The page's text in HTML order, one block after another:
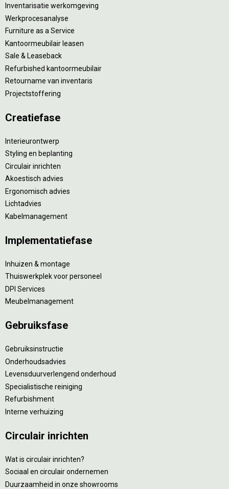
Inventarisatie werkomgeving
Werkprocesanalyse
Furniture as a Service
Kantoormeubilair leasen
Sale & Leaseback
Refurbished kantoormeubilair
Retourname van inventaris
Projectstoffering
Creatiefase
Interieurontwerp
Styling en beplanting
Circulair inrichten
Akoestisch advies
Ergonomisch advies
Lichtadvies
Kabelmanagement
Implementatiefase
Inhuizen & montage
Thuiswerkplek voor personeel
DPI Services
Meubelmanagement
Gebruiksfase
Gebruiksinstructie
Onderhoudsadvies
Levensduurverlengend onderhoud
Specialistische reiniging
Refurbishment
Interne verhuizing
Circulair inrichten
Wat is circulair inrichten?
Sociaal en circulair ondernemen
Duurzaamheid in onze showrooms